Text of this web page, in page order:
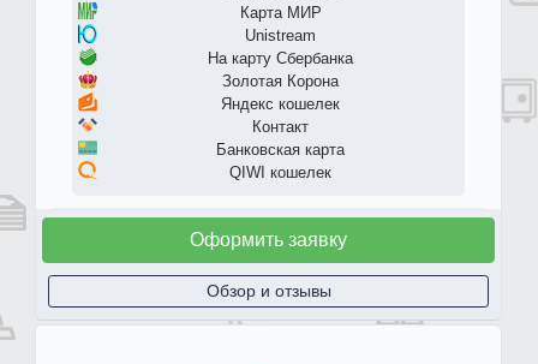
Карта МИР
Unistream
На карту Сбербанка
Золотая Корона
Яндекс кошелек
Контакт
Банковская карта
QIWI кошелек
Оформить заявку
Обзор и отзывы